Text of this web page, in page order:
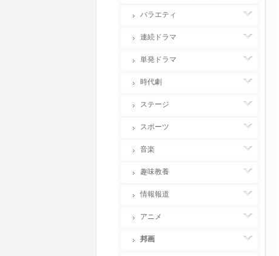
バラエティ
連続ドラマ
単発ドラマ
時代劇
ステージ
スポーツ
音楽
趣味教養
情報報道
アニメ
邦画